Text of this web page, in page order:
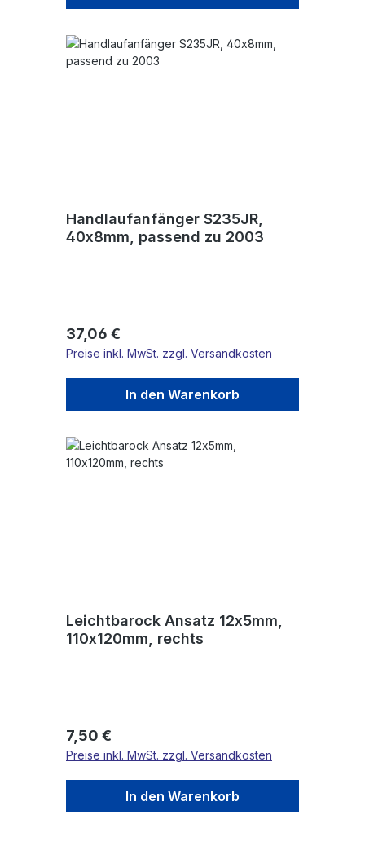
Handlaufanfänger S235JR,
40x8mm, passend zu 2003
Regulärer Preis:
37,06 €
Preise inkl. MwSt. zzgl. Versandkosten
In den Warenkorb
Leichtbarock Ansatz 12x5mm,
110x120mm, rechts
Regulärer Preis:
7,50 €
Preise inkl. MwSt. zzgl. Versandkosten
In den Warenkorb